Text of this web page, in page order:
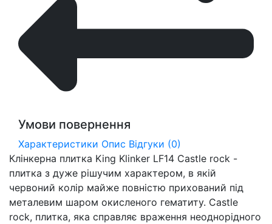
Умови повернення
Характеристики Опис Відгуки (0)
Клінкерна плитка King Klinker LF14 Castle rock -
плитка з дуже рішучим характером, в якій
червоний колір майже повністю прихований під
металевим шаром окисленого гематиту. Castle
rock, плитка, яка справляє враження неоднорідного